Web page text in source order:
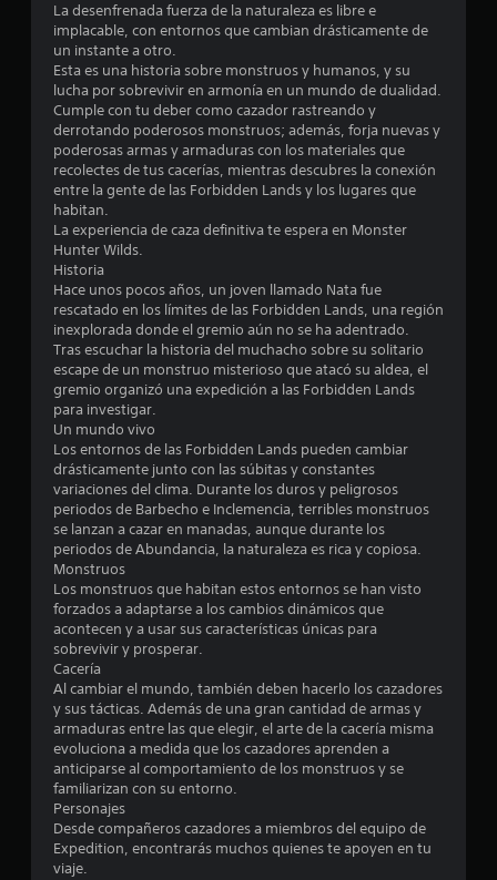
e
d
i
4
.
1
s
t
r
e
a
e
La desenfrenada fuerza de la naturaleza es libre e
implacable, con entornos que cambian drásticamente de
un instante a otro.
Esta es una historia sobre monstruos y humanos, y su
lucha por sobrevivir en armonía en un mundo de dualidad.
Cumple con tu deber como cazador rastreando y
derrotando poderosos monstruos; además, forja nuevas y
poderosas armas y armaduras con los materiales que
recolectes de tus cacerías, mientras descubres la conexión
entre la gente de las Forbidden Lands y los lugares que
habitan.
La experiencia de caza definitiva te espera en Monster
Hunter Wilds.
Historia
Hace unos pocos años, un joven llamado Nata fue
rescatado en los límites de las Forbidden Lands, una región
inexplorada donde el gremio aún no se ha adentrado.
Tras escuchar la historia del muchacho sobre su solitario
escape de un monstruo misterioso que atacó su aldea, el
gremio organizó una expedición a las Forbidden Lands
para investigar.
Un mundo vivo
Los entornos de las Forbidden Lands pueden cambiar
drásticamente junto con las súbitas y constantes
variaciones del clima. Durante los duros y peligrosos
periodos de Barbecho e Inclemencia, terribles monstruos
se lanzan a cazar en manadas, aunque durante los
periodos de Abundancia, la naturaleza es rica y copiosa.
Monstruos
Los monstruos que habitan estos entornos se han visto
forzados a adaptarse a los cambios dinámicos que
acontecen y a usar sus características únicas para
sobrevivir y prosperar.
Cacería
Al cambiar el mundo, también deben hacerlo los cazadores
y sus tácticas. Además de una gran cantidad de armas y
armaduras entre las que elegir, el arte de la cacería misma
evoluciona a medida que los cazadores aprenden a
anticiparse al comportamiento de los monstruos y se
familiarizan con su entorno.
Personajes
Desde compañeros cazadores a miembros del equipo de
Expedition, encontrarás muchos quienes te apoyen en tu
viaje.